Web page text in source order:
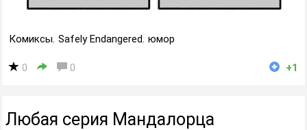
Комиксы, Safely Endangered, юмор
0 0 +1
Любая серия Мандалорца